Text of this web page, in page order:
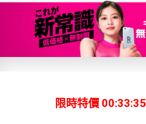
限時特價 00:33:33